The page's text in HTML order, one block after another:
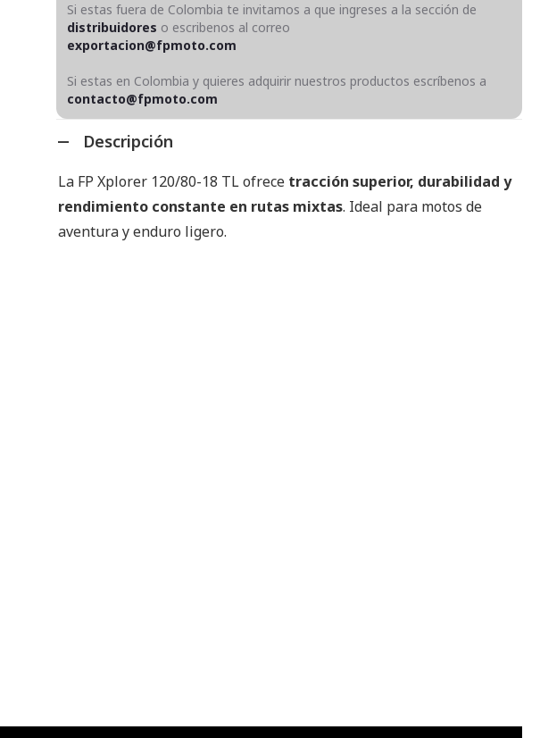
Si estas fuera de Colombia te invitamos a que ingreses a la sección de
distribuidores o escribenos al correo
exportacion@fpmoto.com
Si estas en Colombia y quieres adquirir nuestros productos escríbenos a
contacto@fpmoto.com
Descripción
La FP Xplorer 120/80-18 TL ofrece tracción superior, durabilidad y
rendimiento constante en rutas mixtas. Ideal para motos de
aventura y enduro ligero.